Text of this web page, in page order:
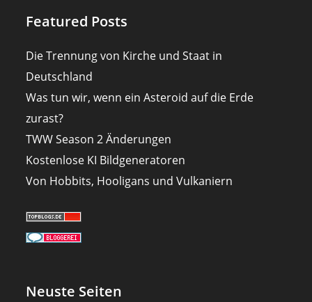
Featured Posts
Die Trennung von Kirche und Staat in
Deutschland
Was tun wir, wenn ein Asteroid auf die Erde
zurast?
TWW Season 2 Änderungen
Kostenlose KI Bildgeneratoren
Von Hobbits, Hooligans und Vulkaniern
Neuste Seiten